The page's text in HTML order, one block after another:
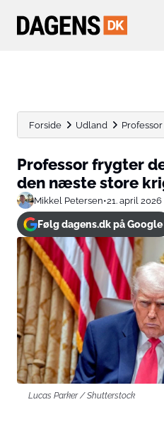
Forside Udland
Professor frygter
den næste store
Mikkel Petersen•21. april 2026
Følg dagens.dk på Google
Lucas Parker / Shutterstock